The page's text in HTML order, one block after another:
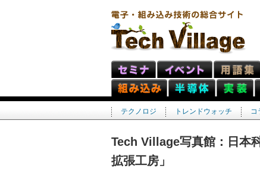
テクノロジ トレンドウォッチ コ
Tech Village写真館：日本
拡張工房」